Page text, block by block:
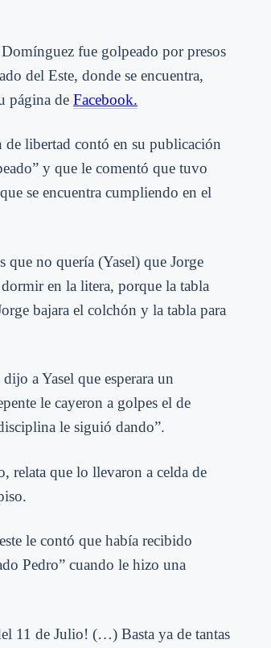
fue golpeado por presos
del Este, donde se encuentra,
página de Facebook.
libertad contó en su publicación
” y que le comentó que tuvo
se encuentra cumpliendo en el
no quería (Yasel) que Jorge
en la litera, porque la tabla
bajara el colchón y la tabla para
a Yasel que esperara un
le cayeron a golpes el de
le siguió dando”.
relata que lo llevaron a celda de
le contó que había recibido
Pedro” cuando le hizo una
11 de Julio! (…) Basta ya de tantas